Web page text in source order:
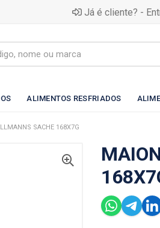
Já é cliente? -
ALIMENTOS RESFRIADOS
SACHE 168X7G